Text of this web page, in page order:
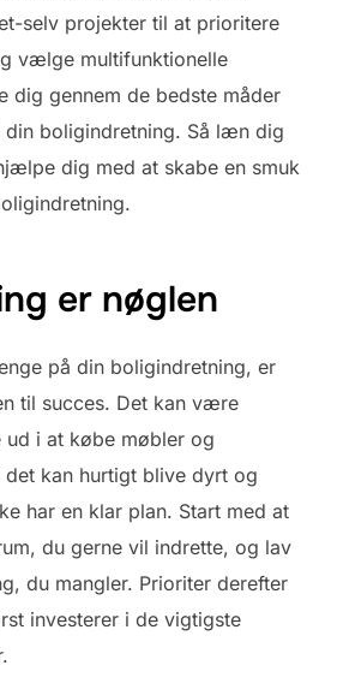
selv projekter til at prioritere
vælge multifunktionelle
dig gennem de bedste måder
din boligindretning. Så læn dig
dig med at skabe en smuk
er nøglen
på din boligindretning, er
til succes. Det kan være
i at købe møbler og
det kan hurtigt blive dyrt og
har en klar plan. Start med at
du gerne vil indrette, og lav
du mangler. Prioriter derefter
investerer i de vigtigste